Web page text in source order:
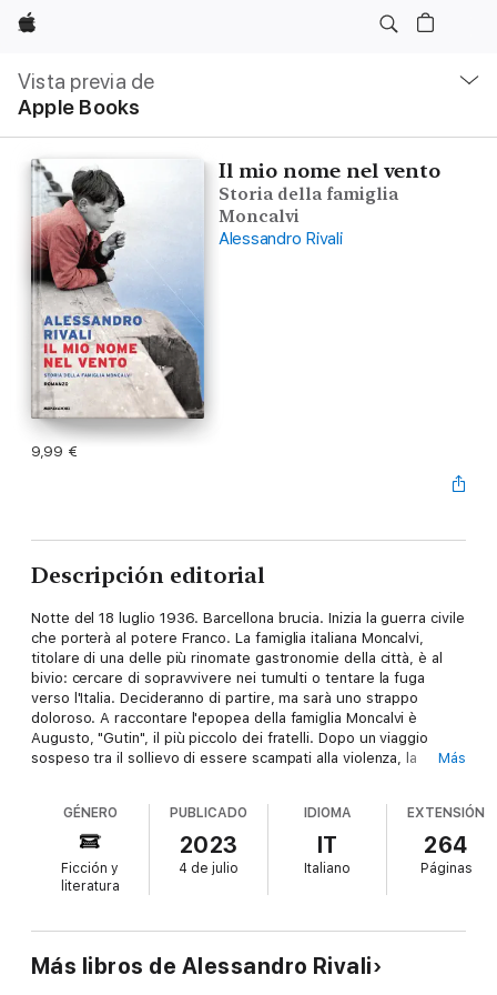
Apple
Vista previa de
Apple Books
local
Abrir
menú
Il mio nome nel vento
Storia della famiglia
Moncalvi
Alessandro Rivali
9,99 €
Descripción editorial
Notte del 18 luglio 1936. Barcellona brucia. Inizia la guerra civile
che porterà al potere Franco. La famiglia italiana Moncalvi,
titolare di una delle più rinomate gastronomie della città, è al
bivio: cercare di sopravvivere nei tumulti o tentare la fuga
verso l'Italia. Decideranno di partire, ma sarà uno strappo
doloroso. A raccontare l'epopea della famiglia Moncalvi è
Augusto, "Gutin", il più piccolo dei fratelli. Dopo un viaggio
sospeso tra il sollievo di essere scampati alla violenza, la
meraviglie di Genova, la villa sulle colline di Gavi dove
ripareranno, l'incanto della vita nei boschi. Ed è qui che Gutin
rimane affascinato da uno zio avventuriero, grande conoscitore
di quelle storie di mare di cui la fantasia del ragazzo si nutre.
Ma Augusto resta affascinato anche da una ragazza dai riccioli
amore.
Más
GÉNERO
Ficción y
literatura
PUBLICADO
2023
4 de julio
IDIOMA
IT
Italiano
EXTENSIÓN
264
Páginas
Más libros de Alessandro Rivali